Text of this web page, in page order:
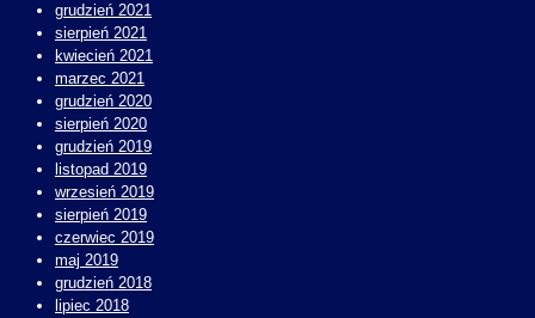
grudzień 2021
sierpień 2021
kwiecień 2021
marzec 2021
grudzień 2020
sierpień 2020
grudzień 2019
listopad 2019
wrzesień 2019
sierpień 2019
czerwiec 2019
maj 2019
grudzień 2018
lipiec 2018